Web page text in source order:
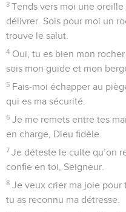
éclate la joie.
7 Je me croyais tranquille et
jamais en danger. »
Seigneur, dans ta
position. Mais tu t’es
dans le désarroi.
9 Seigneur, je t’appelle à
Maître, je t’implore.
10 Que gagnerais-tu si je
tombe ? Celui qui n’est
encore, peut-il proclamer ta
11
Seigneur, écoute,
à mon secours.